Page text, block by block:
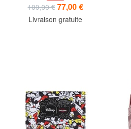
100,00 € 77,00 €
Livraison gratuite